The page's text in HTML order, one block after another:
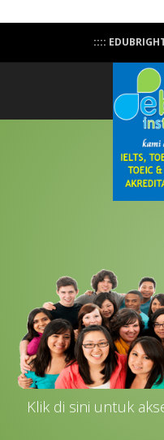
::::
Professional
Klik di sini untuk